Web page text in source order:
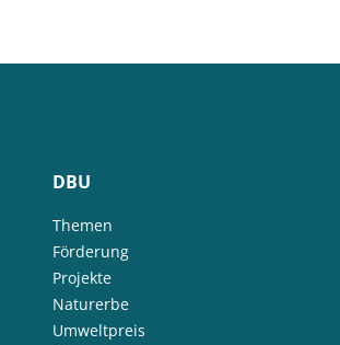
DBU
Themen
Förderung
Projekte
Naturerbe
Umweltpreis